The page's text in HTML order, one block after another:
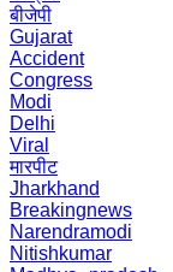
बीजेपी
Gujarat
Accident
Congress
Modi
Delhi
Viral
मारपीट
Jharkhand
Breakingnews
Narendramodi
Nitishkumar